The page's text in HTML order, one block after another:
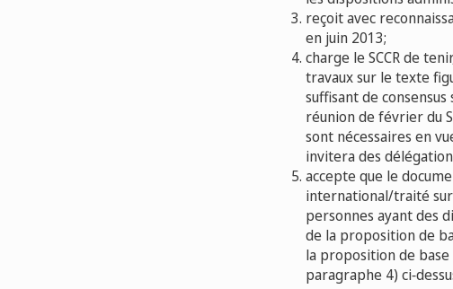
reçoit avec
en juin 2013;
charge le SCCR de
travaux sur le texte
suffisant de
réunion de février du
sont nécessaires en
invitera des
accepte que le
international/traité
personnes ayant des
de la proposition de
la proposition de base
paragraphe 4)